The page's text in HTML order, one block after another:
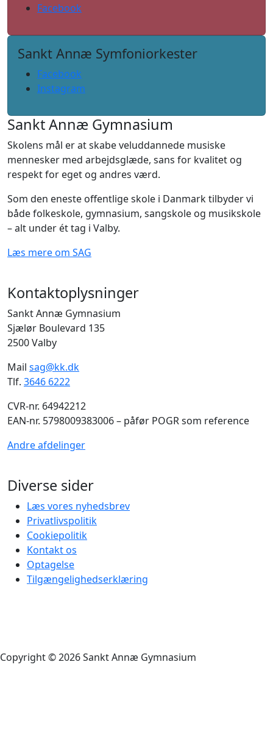
Facebook
Sankt Annæ Symfoniorkester
Facebook
Instagram
Sankt Annæ Gymnasium
Skolens mål er at skabe veluddannede musiske
mennesker med arbejdsglæde, sans for kvalitet og
respekt for eget og andres værd.
Som den eneste offentlige skole i Danmark tilbyder vi
både folkeskole, gymnasium, sangskole og musikskole
– alt under ét tag i Valby.
Læs mere om SAG
Kontaktoplysninger
Sankt Annæ Gymnasium
Sjælør Boulevard 135
2500 Valby
Mail sag@kk.dk
Tlf. 3646 6222
CVR-nr. 64942212
EAN-nr. 5798009383006 – påfør POGR som reference
Andre afdelinger
Diverse sider
Læs vores nyhedsbrev
Privatlivspolitik
Cookiepolitik
Kontakt os
Optagelse
Tilgængelighedserklæring
Copyright © 2026 Sankt Annæ Gymnasium